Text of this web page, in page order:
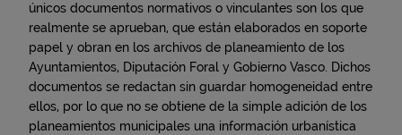
únicos documentos normativos o vinculantes son los que
realmente se aprueban, que están elaborados en soporte
papel y obran en los archivos de planeamiento de los
Ayuntamientos, Diputación Foral y Gobierno Vasco. Dichos
documentos se redactan sin guardar homogeneidad entre
ellos, por lo que no se obtiene de la simple adición de los
planeamientos municipales una información urbanística